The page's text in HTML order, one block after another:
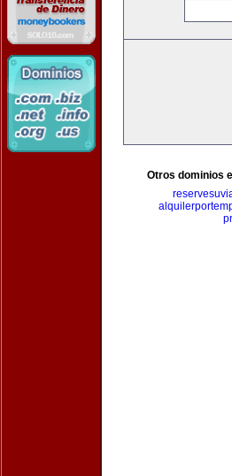
Otros dominios